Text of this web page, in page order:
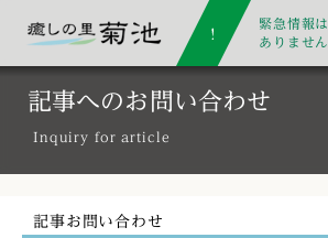
緊急情報は
ありません
記事へのお問い合わせ
Inquiry for article
記事お問い合わせ